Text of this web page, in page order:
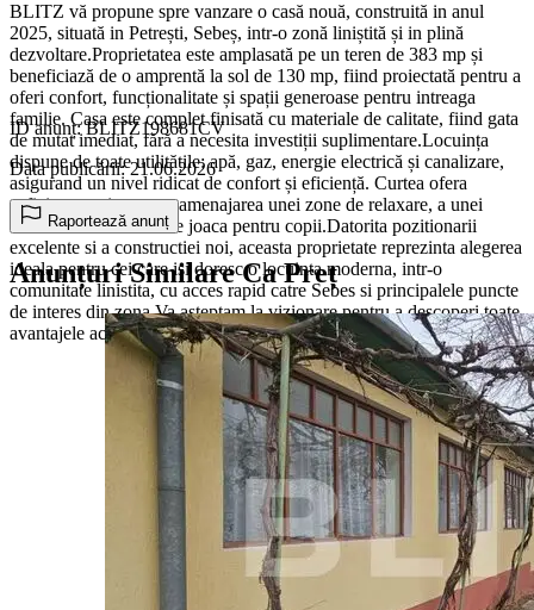
BLITZ vă propune spre vanzare o casă nouă, construită in anul
2025, situată in Petrești, Sebeș, intr-o zonă liniștită și in plină
dezvoltare.Proprietatea este amplasată pe un teren de 383 mp și
beneficiază de o amprentă la sol de 130 mp, fiind proiectată pentru a
oferi confort, funcționalitate și spații generoase pentru intreaga
familie. Casa este complet finisată cu materiale de calitate, fiind gata
de mutat imediat, fără a necesita investiții suplimentare.Locuința
dispune de toate utilitățile: apă, gaz, energie electrică și canalizare,
asigurand un nivel ridicat de confort și eficiență. Curtea ofera
suficient spatiu pentru amenajarea unei zone de relaxare, a unei
terase sau a unui loc de joaca pentru copii.Datorita pozitionarii
excelente si a constructiei noi, aceasta proprietate reprezinta alegerea
ideala pentru cei care isi doresc o locuinta moderna, intr-o
comunitate linistita, cu acces rapid catre Sebes si principalele puncte
de interes din zona.Va asteptam la vizionare pentru a descoperi toate
avantajele acestei proprietati!Cod oferta / ID BLITZ: P175395
ID anunț: BLITZ198681CV
Data publicării: 21.06.2026
Raportează anunț
Anunțuri Similare Ca Preț